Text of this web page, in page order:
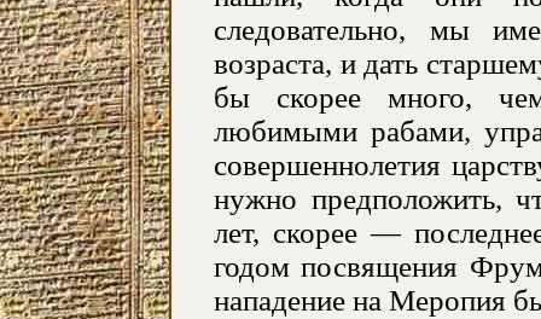
следовательно, мы
возраста, и дать
бы скорее много,
любимыми рабами,
совершеннолетия
нужно предположить,
лет, скорее —
годом посвящения
нападение на Меропия